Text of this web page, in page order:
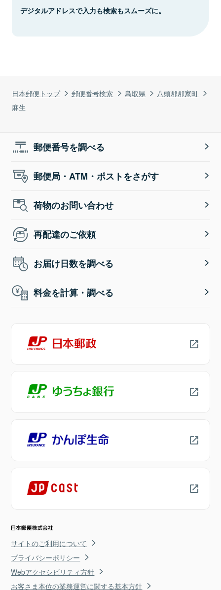
日本郵便トップ 郵便番号検索 鳥取県
八頭郡郡家町
麻生
デジタルアドレスで入力も検索もスムーズに。
郵便番号を調べる
郵便局・ATM・ポストをさがす
荷物のお問い合わせ
再配達のご依頼
お届け日数を調べる
料金を計算・調べる
サイトのご利用について
プライバシーポリシー
Webアクセシビリティ方針
お客さま本位の業務運営に関する基本方針